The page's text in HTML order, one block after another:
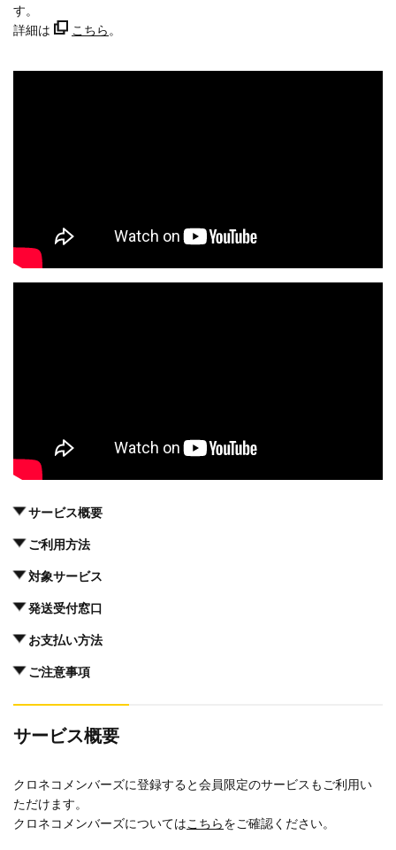
す。
詳細は
こちら 。
サービス概要
ご利用方法
対象サービス
発送受付窓口
お支払い方法
ご注意事項
サービス概要
クロネコメンバーズに登録すると会員限定のサービスもご利用い
ただけます。
クロネコメンバーズについてはこちらをご確認ください。